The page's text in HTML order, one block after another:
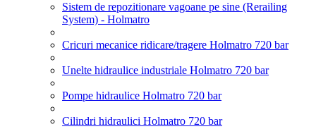
Sistem de repozitionare vagoane pe sine (Rerailing
System) - Holmatro
Cricuri mecanice ridicare/tragere Holmatro 720 bar
Unelte hidraulice industriale Holmatro 720 bar
Pompe hidraulice Holmatro 720 bar
Cilindri hidraulici Holmatro 720 bar